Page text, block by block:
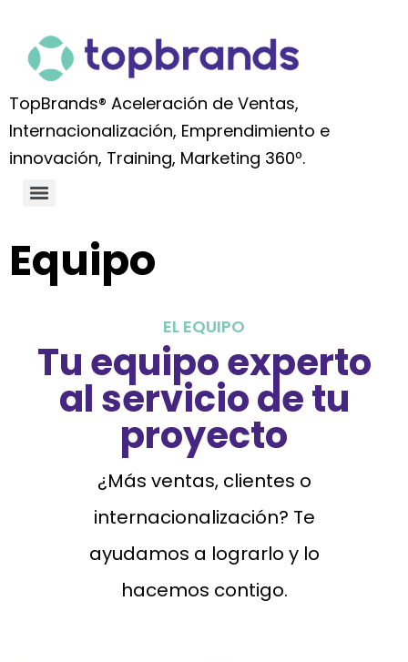
TopBrands® Aceleración de Ventas,
Internacionalización, Emprendimiento e
innovación, Training, Marketing 360º.
Equipo
EL EQUIPO
Tu equipo experto
al servicio de tu
proyecto
¿Más ventas, clientes o
internacionalización? Te
ayudamos a lograrlo y lo
hacemos contigo.